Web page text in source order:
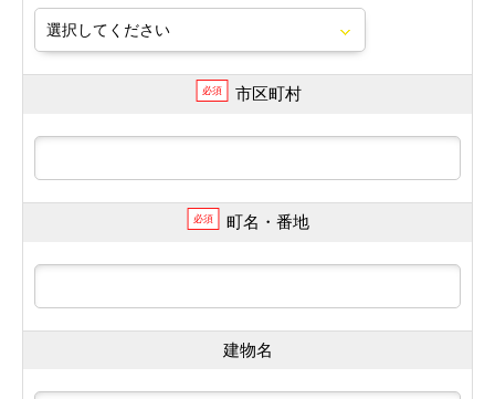
必須 市区町村
必須 町名・番地
建物名